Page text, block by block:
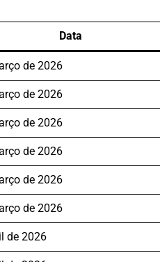
Data
de 2026
de 2026
de 2026
de 2026
de 2026
de 2026
de 2026